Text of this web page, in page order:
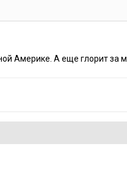
Америке. А еще глорит за